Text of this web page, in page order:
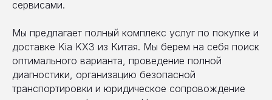
сервисами.
Мы предлагает полный комплекс услуг по покупке и
доставке Kia KX3 из Китая. Мы берем на себя поиск
оптимального варианта, проведение полной
диагностики, организацию безопасной
транспортировки и юридическое сопровождение